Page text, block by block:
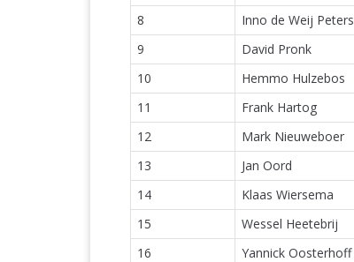
8
Inno de Weij Peters
9
David Pronk
10
Hemmo Hulzebos
11
Frank Hartog
12
Mark Nieuweboer
13
Jan Oord
14
Klaas Wiersema
15
Wessel Heetebrij
16
Yannick Oosterhoff